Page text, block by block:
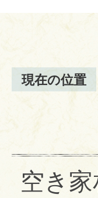
現在の位置
空き